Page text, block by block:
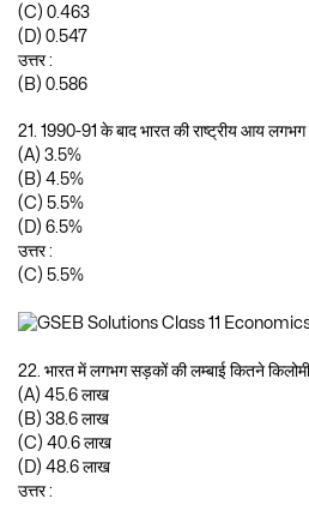
(C) 0.463
(D) 0.547
उत्तर :
(B) 0.586
21. 1990-91 के बाद भारत की राष्ट्रीय आय
(A) 3.5%
(B) 4.5%
(C) 5.5%
(D) 6.5%
उत्तर :
(C) 5.5%
22. भारत में लगभग सड़कों की लम्बाई कितने
(A) 45.6 लाख
(B) 38.6 लाख
(C) 40.6 लाख
(D) 48.6 लाख
उत्तर :